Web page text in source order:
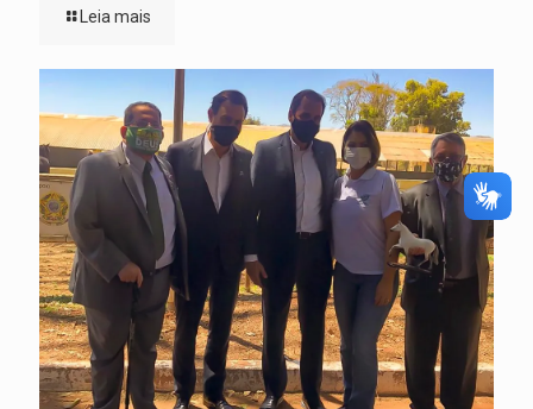
Leia mais